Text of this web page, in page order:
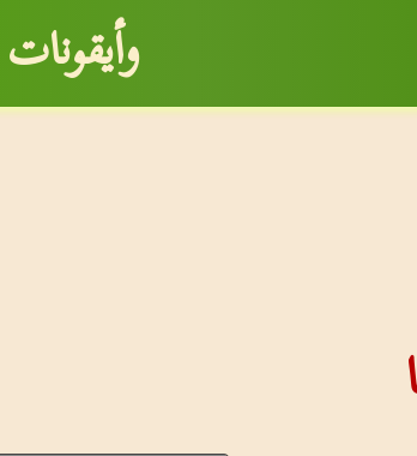
وأيقونات